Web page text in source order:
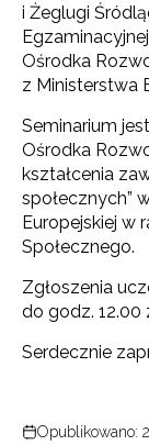
i Żeglugi
Ośrodka
z Ministerstwa
Seminarium
Ośrodka
kształcenia
społecznych”
Europejskiej w
Społecznego.
Zgłoszenia
do godz.
Serdecznie
Opublikowano: